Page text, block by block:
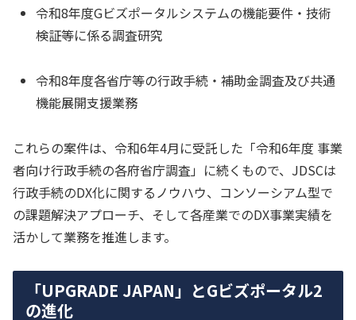
令和8年度Gビズポータルシステムの機能要件・技術
検証等に係る調査研究
令和8年度各省庁等の行政手続・補助金調査及び共通
機能展開支援業務
これらの案件は、令和6年4月に受託した「令和6年度 事業
者向け行政手続の各府省庁調査」に続くもので、JDSCは
行政手続のDX化に関するノウハウ、コンソーシアム型で
の課題解決アプローチ、そして各産業でのDX事業実績を
活かして業務を推進します。
「UPGRADE JAPAN」とGビズポータル2
の進化